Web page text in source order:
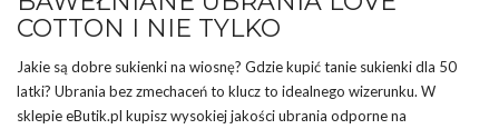
COTTON I NIE TYLKO
Jakie są dobre sukienki na wiosnę? Gdzie kupić tanie sukienki dla 50
latki? Ubrania bez zmechaceń to klucz to idealnego wizerunku. W
sklepie eButik.pl kupisz wysokiej jakości ubrania odporne na